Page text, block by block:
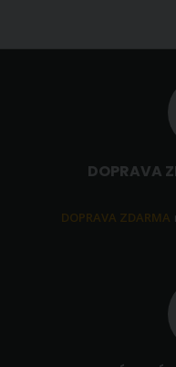
DOPRAVA
DOPRAVA ZDARMA